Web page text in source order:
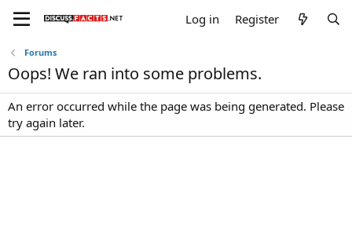
Log in Register
Forums
Oops! We ran into some problems.
An error occurred while the page was being generated. Please
try again later.